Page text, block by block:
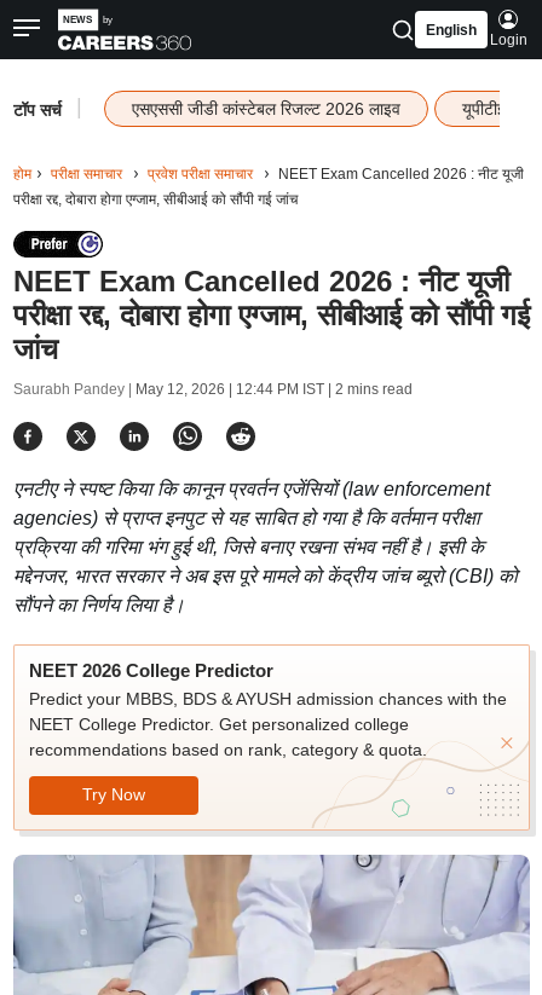
English
Login
टॉप सर्च एसएससी जीडी कांस्टेबल रिजल्ट 2026 लाइव यूपीटीईटी
होम परीक्षा समाचार प्रवेश परीक्षा समाचार
NEET Exam Cancelled 2026 : नीट यूजी
परीक्षा रद्द, दोबारा होगा एग्जाम, सीबीआई को सौंपी गई जांच
NEET Exam Cancelled 2026 : नीट यूजी
परीक्षा रद्द, दोबारा होगा एग्जाम, सीबीआई को सौंपी गई
जांच
Saurabh Pandey | May 12, 2026 | 12:44 PM IST| 2 mins read
एनटीए ने स्पष्ट किया कि कानून प्रवर्तन एजेंसियों (law enforcement
agencies) से प्राप्त इनपुट से यह साबित हो गया है कि वर्तमान परीक्षा
प्रक्रिया की गरिमा भंग हुई थी, जिसे बनाए रखना संभव नहीं है। इसी के
मद्देनजर, भारत सरकार ने अब इस पूरे मामले को केंद्रीय जांच ब्यूरो (CBI) को
सौंपने का निर्णय लिया है।
NEET 2026 College Predictor
Predict your MBBS, BDS & AYUSH admission chances with the
NEET College Predictor. Get personalized college
recommendations based on rank, category & quota.
Try Now